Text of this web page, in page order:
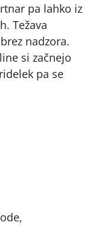
pa lahko iz
Težava
nadzora.
si začnejo
pa se